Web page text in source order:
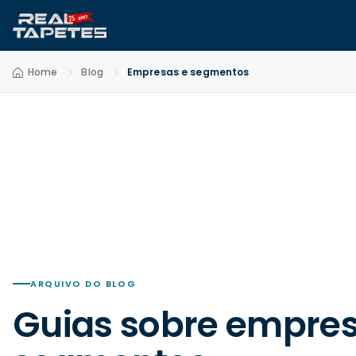
Home Blog Empresas e segmentos
ARQUIVO DO BLOG
Guias sobre